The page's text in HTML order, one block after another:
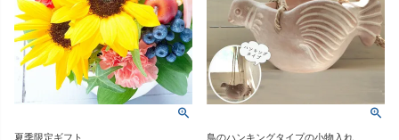
夏季限定ギフト 鳥のハンキングタイプの小物入れ